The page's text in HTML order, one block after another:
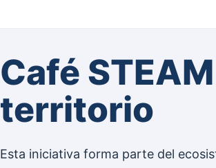
Café
territorio
Esta iniciativa forma parte del